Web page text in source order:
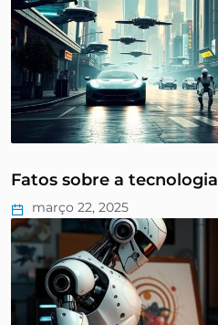
Fatos sobre a tecnologia
março 22, 2025